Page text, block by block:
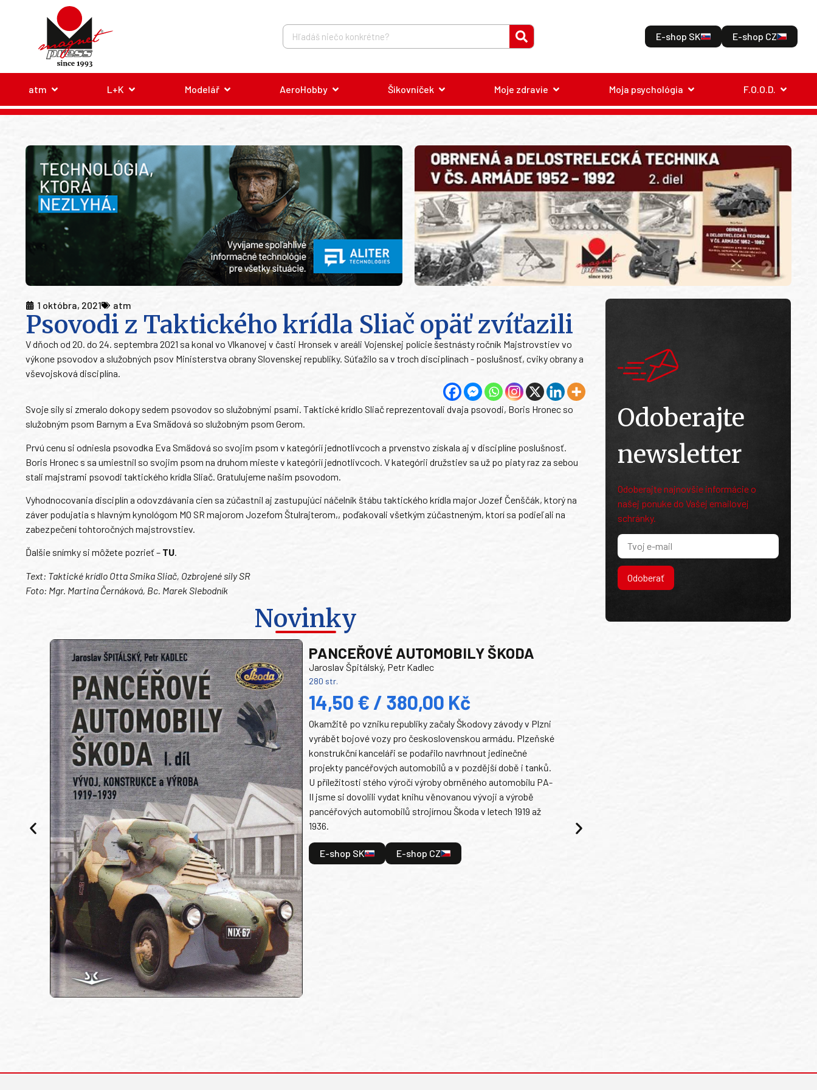
E-shop SK E-shop CZ
atm L+K Modelář AeroHobby Šikovníček Moje zdravie Moja psychológia F.O.O.D.
1 októbra, 2021 atm
Psovodi z Taktického krídla Sliač opäť zvíťazili
V dňoch od 20. do 24. septembra 2021 sa konal vo Vlkanovej v časti Hronsek v areáli Vojenskej polície šestnásty ročník Majstrovstiev vo
výkone psovodov a služobných psov Ministerstva obrany Slovenskej republiky. Súťažilo sa v troch disciplínach - poslušnosť, cviky obrany a
vševojsková disciplína.
Svoje sily si zmeralo dokopy sedem psovodov so služobnými psami. Taktické krídlo Sliač reprezentovali dvaja psovodi, Boris Hronec so
služobným psom Barnym a Eva Smädová so služobným psom Gerom.
Prvú cenu si odniesla psovodka Eva Smädová so svojim psom v kategórií jednotlivcoch a prvenstvo získala aj v disciplíne poslušnosť.
Boris Hronec s sa umiestnil so svojim psom na druhom mieste v kategórií jednotlivcoch. V kategórii družstiev sa už po piaty raz za sebou
stali majstrami psovodi taktického krídla Sliač. Gratulujeme našim psovodom.
Vyhodnocovania disciplín a odovzdávania cien sa zúčastnil aj zastupujúci náčelník štábu taktického krídla major Jozef Čenščák, ktorý na
záver podujatia s hlavným kynológom MO SR majorom Jozefom Štulrajterom,, poďakovali všetkým zúčastneným, ktorí sa podieľali na
zabezpečení tohtoročných majstrovstiev.
Ďalšie snímky si môžete pozrieť – TU.
Text: Taktické krídlo Otta Smika Sliač, Ozbrojené sily SR
Foto: Mgr. Martina Černáková, Bc. Marek Slebodník
Novinky
PANCEŘOVÉ AUTOMOBILY ŠKODA
Jaroslav Špitálský, Petr Kadlec
280 str.
14,50 € / 380,00 Kč
Okamžitě po vzniku republiky začaly Škodovy závody v Plzni
vyrábět bojové vozy pro československou armádu. Plzeňské
konstrukční kanceláři se podařilo navrhnout jedinečné
projekty pancéřových automobilů a v pozdější době i tanků.
U příležitosti stého výročí výroby obrněného automobilu PA-
II jsme si dovolili vydat knihu věnovanou vývoji a výrobě
pancéřových automobilů strojírnou Škoda v letech 1919 až
1936.
E-shop SK E-shop CZ
Odoberajte
newsletter
Odoberajte najnovšie informácie o
našej ponuke do Vašej emailovej
schránky.
Odoberať